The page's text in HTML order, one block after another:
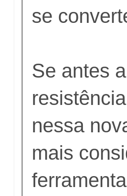
se
Se antes
nessa
mais